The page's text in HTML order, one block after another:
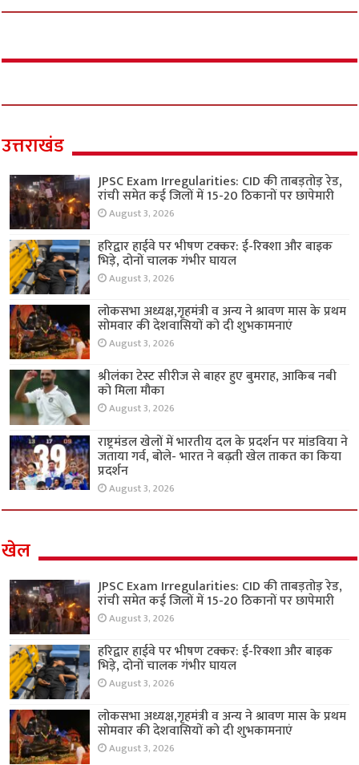
उत्तराखंड
JPSC Exam Irregularities: CID की ताबड़तोड़ रेड,
रांची समेत कई जिलों में 15-20 ठिकानों पर छापेमारी
August 3, 2026
हरिद्वार हाईवे पर भीषण टक्कर: ई-रिक्शा और बाइक
भिड़े, दोनों चालक गंभीर घायल
August 3, 2026
लोकसभा अध्यक्ष,गृहमंत्री व अन्य ने श्रावण मास के प्रथम
सोमवार की देशवासियों को दी शुभकामनाएं
August 3, 2026
श्रीलंका टेस्ट सीरीज से बाहर हुए बुमराह, आकिब नबी
को मिला मौका
August 3, 2026
राष्ट्रमंडल खेलों में भारतीय दल के प्रदर्शन पर मांडविया ने
जताया गर्व, बोले- भारत ने बढ़ती खेल ताकत का किया
प्रदर्शन
August 3, 2026
खेल
JPSC Exam Irregularities: CID की ताबड़तोड़ रेड,
रांची समेत कई जिलों में 15-20 ठिकानों पर छापेमारी
August 3, 2026
हरिद्वार हाईवे पर भीषण टक्कर: ई-रिक्शा और बाइक
भिड़े, दोनों चालक गंभीर घायल
August 3, 2026
लोकसभा अध्यक्ष,गृहमंत्री व अन्य ने श्रावण मास के प्रथम
सोमवार की देशवासियों को दी शुभकामनाएं
August 3, 2026